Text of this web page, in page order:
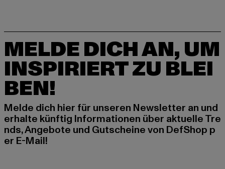
MELDE DICH AN, UM
INSPIRIERT ZU BLEI
BEN!
Melde dich hier für unseren Newsletter an und
erhalte künftig Informationen über aktuelle Tre
nds, Angebote und Gutscheine von DefShop p
er E-Mail!